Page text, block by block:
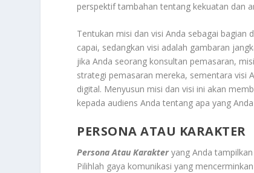
perspektif tambahan tentang kekuatan dan
Tentukan misi dan visi Anda sebagai bagian
capai, sedangkan visi adalah gambaran
jika Anda seorang konsultan pemasaran,
strategi pemasaran mereka, sementara visi
digital. Menyusun misi dan visi ini akan
kepada audiens Anda tentang apa yang
PERSONA ATAU KARAKTER
Persona Atau Karakteryang Anda
Pilihlah gaya komunikasi yang